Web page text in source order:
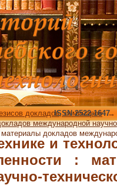
технике и
по автору
докладов, семинаров →
международной
докладов
ISSN 2522-1647
и
: